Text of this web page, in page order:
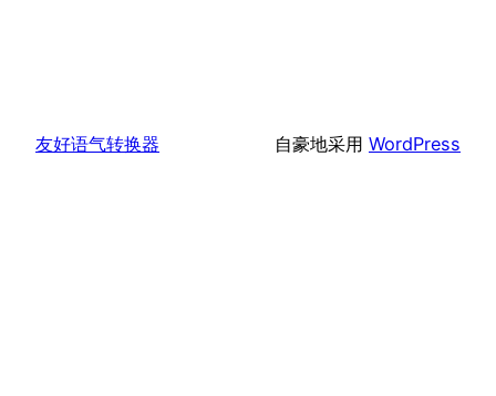
友好语气转换器 自豪地采用 WordPress